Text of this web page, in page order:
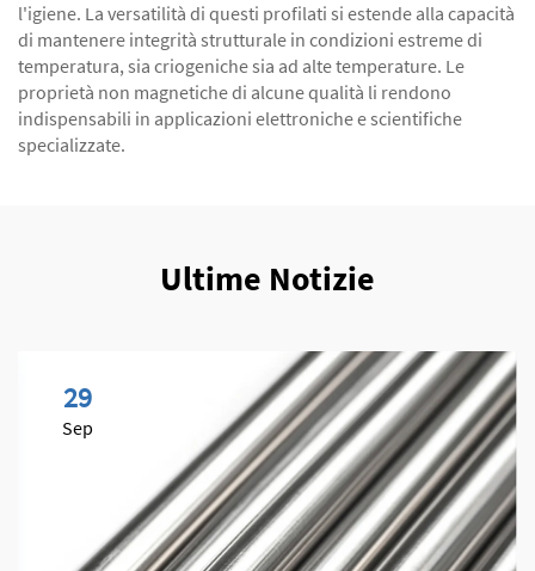
l'igiene. La versatilità di questi profilati si estende alla capacità
di mantenere integrità strutturale in condizioni estreme di
temperatura, sia criogeniche sia ad alte temperature. Le
proprietà non magnetiche di alcune qualità li rendono
indispensabili in applicazioni elettroniche e scientifiche
specializzate.
Ultime Notizie
29
Sep